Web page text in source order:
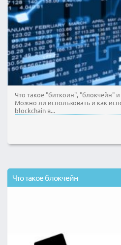
Что такое "биткоин", "блокчейн"
Можно ли использовать и как
blockchain в...
Что такое блокчейн